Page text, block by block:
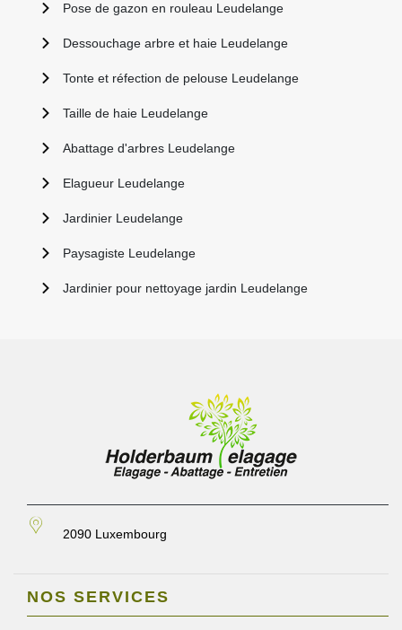
Pose de gazon en rouleau Leudelange
Dessouchage arbre et haie Leudelange
Tonte et réfection de pelouse Leudelange
Taille de haie Leudelange
Abattage d'arbres Leudelange
Elagueur Leudelange
Jardinier Leudelange
Paysagiste Leudelange
Jardinier pour nettoyage jardin Leudelange
2090 Luxembourg
NOS SERVICES